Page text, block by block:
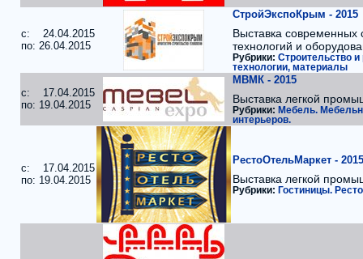
c: 24.04.2015
по: 26.04.2015
СтройЭкспоКрым - 2015
Выставка современных
технологий и
Рубрики: Строительство
технологии, материалы
c: 17.04.2015
по: 19.04.2015
МВМК - 2015
Выставка легкой
Рубрики: Мебель.
интерьеров.
c: 17.04.2015
по: 19.04.2015
РестоОтельМаркет - 2015
Выставка легкой
Рубрики: Гостиницы.